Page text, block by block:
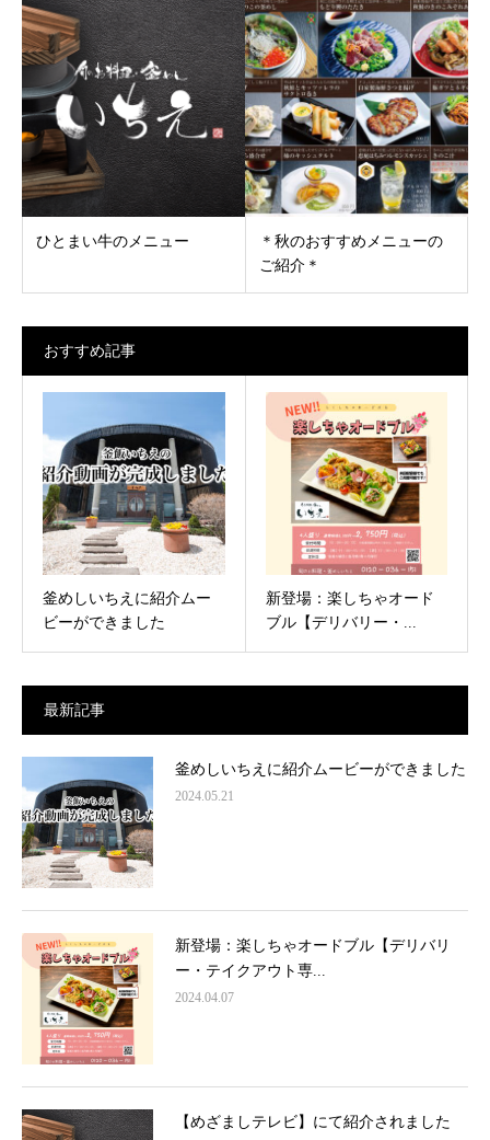
ひとまい牛のメニュー
＊秋のおすすめメニューの
ご紹介＊
おすすめ記事
釜めしいちえに紹介ムー
ビーができました
新登場：楽しちゃオード
ブル【デリバリー・...
最新記事
釜めしいちえに紹介ムービーができました
2024.05.21
新登場：楽しちゃオードブル【デリバリ
ー・テイクアウト専...
2024.04.07
【めざましテレビ】にて紹介されました